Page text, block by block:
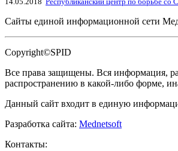
Сайты единой информационной сети
Copyright©SPID
Все права защищены. Вся информация,
распространению в какой-либо форме,
Данный сайт входит в единую
Разработка сайта: Mednetsoft
Контакты: